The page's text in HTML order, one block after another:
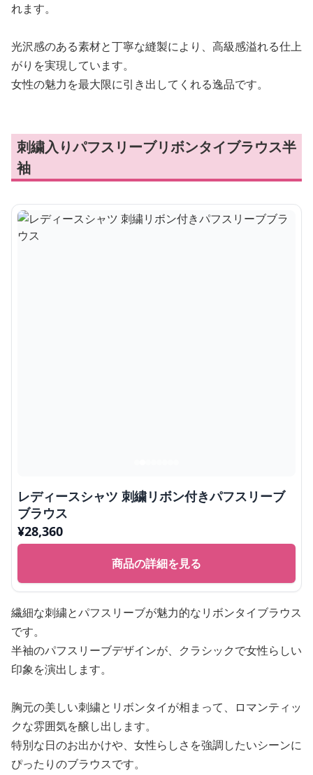
れます。
光沢感のある素材と丁寧な縫製により、高級感溢れる仕上
がりを実現しています。
女性の魅力を最大限に引き出してくれる逸品です。
刺繍入りパフスリーブリボンタイブラウス半
袖
レディースシャツ 刺繍リボン付きパフスリーブ
ブラウス
¥28,360
商品の詳細を見る
繊細な刺繍とパフスリーブが魅力的なリボンタイブラウス
です。
半袖のパフスリーブデザインが、クラシックで女性らしい
印象を演出します。
胸元の美しい刺繍とリボンタイが相まって、ロマンティッ
クな雰囲気を醸し出します。
特別な日のお出かけや、女性らしさを強調したいシーンに
ぴったりのブラウスです。